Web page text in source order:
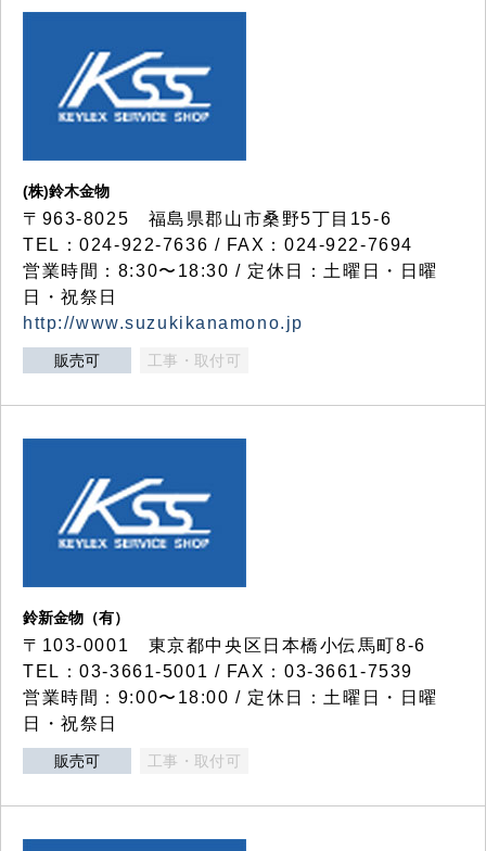
(株)鈴木金物
〒963-8025 福島県郡山市桑野5丁目15-6
TEL：024-922-7636 / FAX：024-922-7694
営業時間：8:30〜18:30 / 定休日：土曜日・日曜
日・祝祭日
http://www.suzukikanamono.jp
販売可 工事・取付可
鈴新金物（有）
〒103-0001 東京都中央区日本橋小伝馬町8-6
TEL：03-3661-5001 / FAX：03-3661-7539
営業時間：9:00〜18:00 / 定休日：土曜日・日曜
日・祝祭日
販売可 工事・取付可